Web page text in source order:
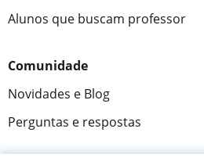
Alunos que buscam professor
Comunidade
Novidades e Blog
Perguntas e respostas